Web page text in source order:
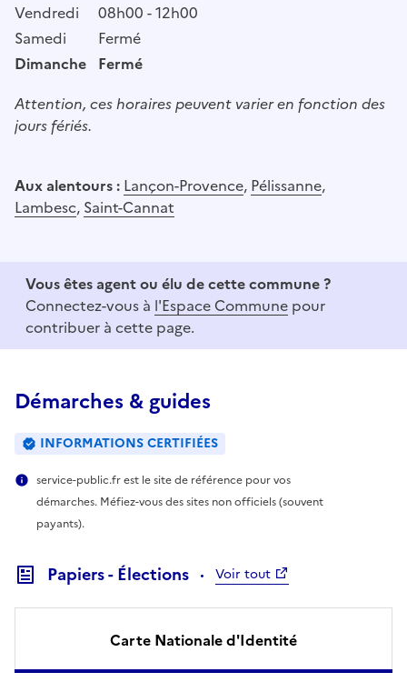
Vendredi
08h00 - 12h00
Samedi
Fermé
Dimanche Fermé
Attention, ces horaires peuvent varier en fonction des
jours fériés.
Aux alentours : Lançon-Provence, Pélissanne,
Lambesc, Saint-Cannat
Vous êtes agent ou élu de cette commune ?
Connectez-vous à l'Espace Commune pour
contribuer à cette page.
Démarches & guides
INFORMATIONS CERTIFIÉES
service-public.fr est le site de référence pour vos
démarches. Méfiez-vous des sites non officiels (souvent
payants).
Papiers - Élections Voir tout
Carte Nationale d'Identité